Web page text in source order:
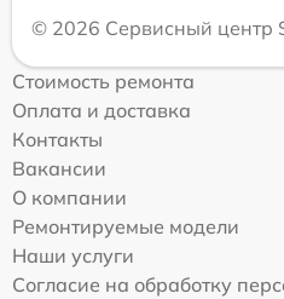
© 2026 Сервисный центр
Стоимость ремонта
Оплата и доставка
Контакты
Вакансии
О компании
Ремонтируемые модели
Наши услуги
Согласие на обработку